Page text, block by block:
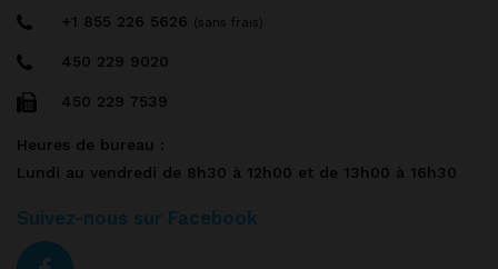
+1 855 226 5626 (sans frais)
450 229 9020
450 229 7539
Heures de bureau :
Lundi au vendredi de 8h30 à 12h00 et de 13h00 à 16h30
Suivez-nous sur Facebook